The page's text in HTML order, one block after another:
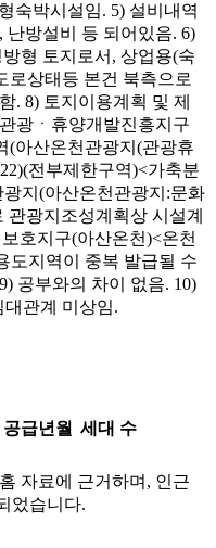
숙박시설임. 5) 설비내역
난방설비 등 되어있음. 6)
형 토지로서, 상업용(숙
로상태등 본건 북측으로
. 8) 토지이용계획 및 제
광ㆍ휴양개발진흥지구
(아산온천관광지(관광휴
전부제한구역)<가축분
지(아산온천관광지:문화
관광지조성계획상 시설계
호지구(아산온천)<온천
도지역이 중복 발급될 수
공부와의 차이 없음. 10)
관계 미상임.
공급년월 세대 수
자료에 근거하며, 인근
었습니다.